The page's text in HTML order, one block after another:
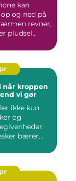
kan
og ned på
revner,
pludsel...
vi gør
ikke kun
og
bærer